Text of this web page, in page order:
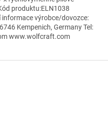
produktu:ELN1038
informace výrobce/dovozce:
Kempenich, Germany Tel:
www.wolfcraft.com